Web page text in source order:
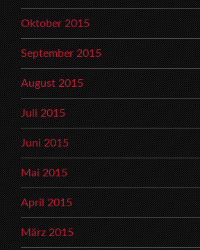
Oktober 2015
September 2015
August 2015
Juli 2015
Juni 2015
Mai 2015
April 2015
März 2015